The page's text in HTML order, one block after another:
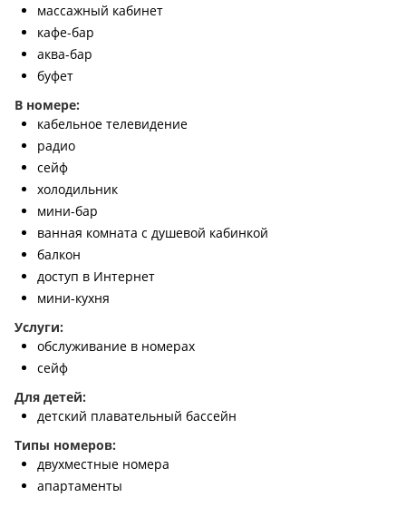
массажный кабинет
кафе-бар
аква-бар
буфет
В номере:
кабельное телевидение
радио
сейф
холодильник
мини-бар
ванная комната с душевой кабинкой
балкон
доступ в Интернет
мини-кухня
Услуги:
обслуживание в номерах
сейф
Для детей:
детский плавательный бассейн
Типы номеров:
двухместные номера
апартаменты